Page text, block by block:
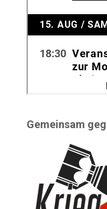
Gemeinsam